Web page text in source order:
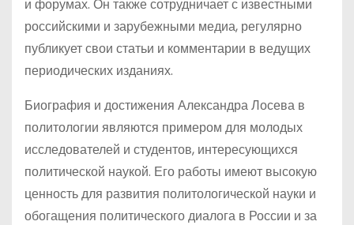
и форумах. Он также сотрудничает с известными
российскими и зарубежными медиа, регулярно
публикует свои статьи и комментарии в ведущих
периодических изданиях.
Биография и достижения Александра Лосева в
политологии являются примером для молодых
исследователей и студентов, интересующихся
политической наукой. Его работы имеют высокую
ценность для развития политологической науки и
обогащения политического диалога в России и за